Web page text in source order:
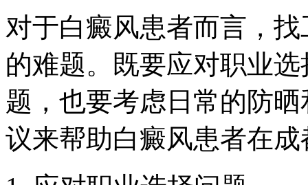
对于白癜风患者而言，
的难题。既要应对职业
题，也要考虑日常的防
议来帮助白癜风患者在